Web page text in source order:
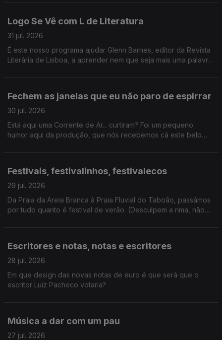
feira: cinema ao ar livre, exposição de LEGO na Cordoaria
Nacional, roteiro pelas praias da Costa Vicentina, e bilhetes
para o Vagos Metal Fest e para o Bons Sons.
Logo Se Vê com L de Literatura
31 jul. 2026
É este nosso programa ajudar Glenn Barnes, editor da Revista
Literária de Lisboa, a aprender nem que seja mais uma palavra
falássemos hoje.
Fechem as janelas que eu não paro de espirrar
30 jul. 2026
Está aqui uma Corrente de Ar... curtiram? Foi um pequeno
humor aqui da produção, que nós recebemos cá este belo
Festivais, festivalinhos, festivalecos
29 jul. 2026
Da Praia da Areia Branca à Praia Fluvial do Taboão, passámos
por tudo quanto é festival de verão. (Desculpem a rima, não
Escritores e notas, notas e escritores
28 jul. 2026
Em que design das novas notas de euro é que será que o
escritor Luiz Pacheco votaria?
Música a dar com um pau
27 jul. 2026